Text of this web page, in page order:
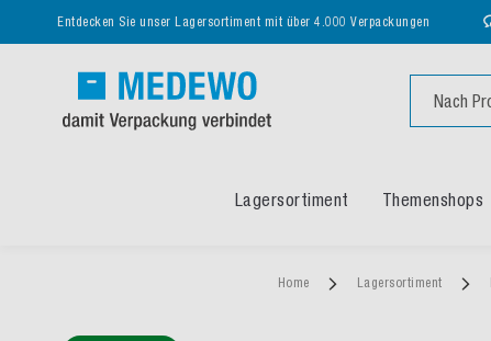
Entdecken Sie unser Lagersortiment mit über 4.000 Verpackungen
Lagersortiment Themenshops
Home Lagersortiment